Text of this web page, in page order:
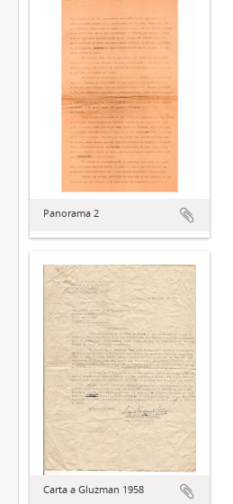
Panorama 2
Carta a Gluzman 1958